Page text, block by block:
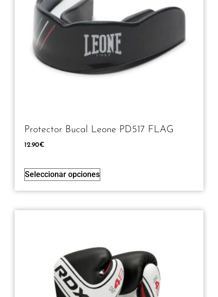
Protector Bucal Leone PD517 FLAG
12.90€
Seleccionar opciones